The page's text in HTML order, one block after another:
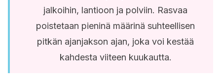
jalkoihin, lantioon ja polviin. Rasvaa
poistetaan pieninä määrinä suhteellisen
pitkän ajanjakson ajan, joka voi kestää
kahdesta viiteen kuukautta.